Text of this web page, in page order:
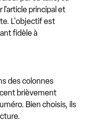
l'article principal et
L'objectif est
fidèle à
des colonnes
brièvement
Bien choisis, ils